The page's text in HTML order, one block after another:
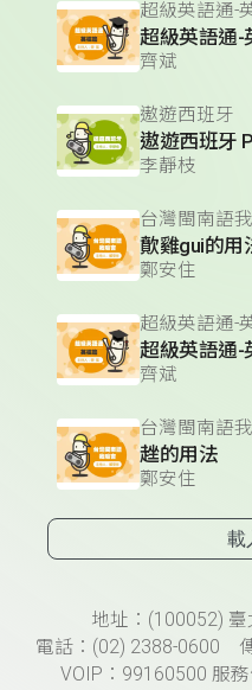
超級英語通-
齊斌
遨遊西班牙
遨遊西班牙
李靜枝
台灣閩南語
歕雞gui的用
鄭安住
超級英語通-
齊斌
台灣閩南語
趖的用法
鄭安住
載
頁尾資訊地址：(100052)
電話：(02) 2388-0600
VOIP：99160500 服